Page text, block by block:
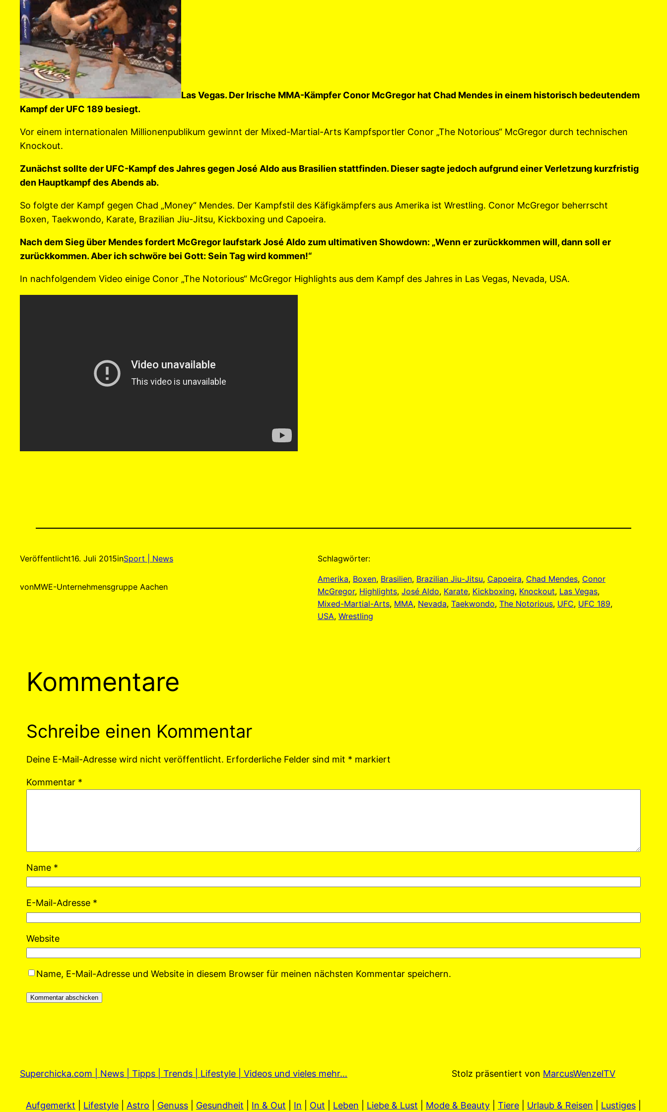
Las Vegas. Der Irische MMA-Kämpfer Conor McGregor hat Chad Mendes in einem historisch bedeutendem
Kampf der UFC 189 besiegt.
Vor einem internationalen Millionenpublikum gewinnt der Mixed-Martial-Arts Kampfsportler Conor „The Notorious“ McGregor durch technischen
Knockout.
Zunächst sollte der UFC-Kampf des Jahres gegen José Aldo aus Brasilien stattfinden. Dieser sagte jedoch aufgrund einer Verletzung kurzfristig
den Hauptkampf des Abends ab.
So folgte der Kampf gegen Chad „Money“ Mendes. Der Kampfstil des Käfigkämpfers aus Amerika ist Wrestling. Conor McGregor beherrscht
Boxen, Taekwondo, Karate, Brazilian Jiu-Jitsu, Kickboxing und Capoeira.
Nach dem Sieg über Mendes fordert McGregor laufstark José Aldo zum ultimativen Showdown: „Wenn er zurückkommen will, dann soll er
zurückkommen. Aber ich schwöre bei Gott: Sein Tag wird kommen!“
In nachfolgendem Video einige Conor „The Notorious“ McGregor Highlights aus dem Kampf des Jahres in Las Vegas, Nevada, USA.
Veröffentlicht16. Juli 2015inSport | News
vonMWE-Unternehmensgruppe Aachen
Schlagwörter:
Amerika, Boxen, Brasilien, Brazilian Jiu-Jitsu, Capoeira, Chad Mendes, Conor
McGregor, Highlights, José Aldo, Karate, Kickboxing, Knockout, Las Vegas
Mixed-Martial-Arts, MMA, Nevada, Taekwondo, The Notorious, UFC, UFC 189
USA, Wrestling
Kommentare
Schreibe einen Kommentar
Deine E-Mail-Adresse wird nicht veröffentlicht. Erforderliche Felder sind mit * markiert
Kommentar *
Name *
E-Mail-Adresse *
Website
Name, E-Mail-Adresse und Website in diesem Browser für meinen nächsten Kommentar speichern.
Superchicka.com | News | Tipps | Trends | Lifestyle | Videos und vieles mehr… Stolz präsentiert von MarcusWenzelTV
Aufgemerkt Lifestyle Astro Genuss Gesundheit In & Out In Out Leben Liebe & Lust Mode & Beauty Tiere Urlaub & Reisen Lustiges